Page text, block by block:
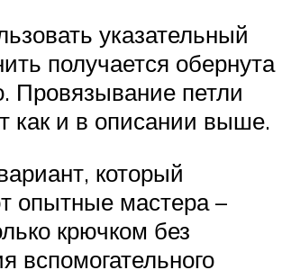
указательный
получается обернута
Провязывание петли
как и в описании выше.
который
опытные мастера –
крючком без
вспомогательного